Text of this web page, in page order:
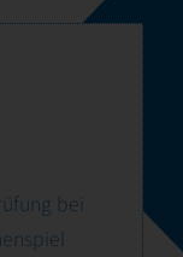
bei